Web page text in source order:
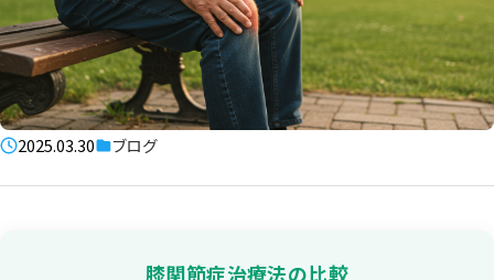
2025.03.30 ブログ
膝関節症治療法の比較